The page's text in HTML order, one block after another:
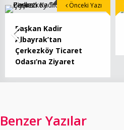
Başkan Kadir
Albayrak’tan
Çerkezköy Ticaret
Odası’na Ziyaret
Önceki Yazı
Benzer Yazılar